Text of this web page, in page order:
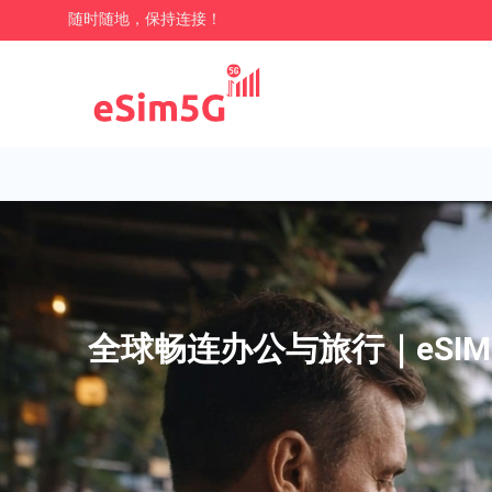
随时随地，保持连接！
全球畅连办公与旅行｜